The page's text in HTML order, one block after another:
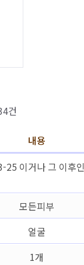
건
내용
25 이거나 그 이후
모든피부
얼굴
1개